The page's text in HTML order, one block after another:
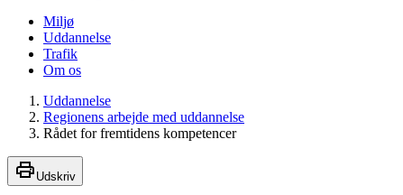
Miljø
Uddannelse
Trafik
Om os
Uddannelse
Regionens arbejde med uddannelse
Rådet for fremtidens kompetencer
Udskriv